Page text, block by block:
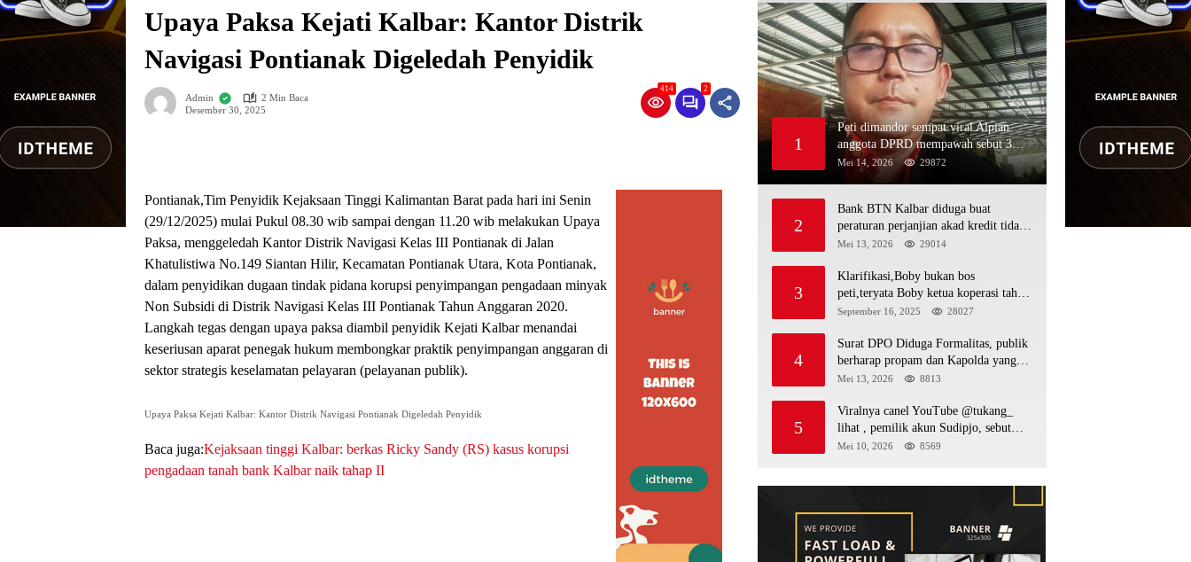
Upaya Paksa Kejati Kalbar: Kantor Distrik
Navigasi Pontianak Digeledah Penyidik
Admin
2 Min Baca
Desember 30, 2025
414 2
Pontianak,Tim Penyidik Kejaksaan Tinggi Kalimantan Barat pada hari ini Senin
(29/12/2025) mulai Pukul 08.30 wib sampai dengan 11.20 wib melakukan Upaya
Paksa, menggeledah Kantor Distrik Navigasi Kelas III Pontianak di Jalan
Khatulistiwa No.149 Siantan Hilir, Kecamatan Pontianak Utara, Kota Pontianak,
dalam penyidikan dugaan tindak pidana korupsi penyimpangan pengadaan minyak
Non Subsidi di Distrik Navigasi Kelas III Pontianak Tahun Anggaran 2020.
Langkah tegas dengan upaya paksa diambil penyidik Kejati Kalbar menandai
keseriusan aparat penegak hukum membongkar praktik penyimpangan anggaran di
sektor strategis keselamatan pelayaran (pelayanan publik).
Upaya Paksa Kejati Kalbar: Kantor Distrik Navigasi Pontianak Digeledah Penyidik
Baca juga:Kejaksaan tinggi Kalbar: berkas Ricky Sandy (RS) kasus korupsi
pengadaan tanah bank Kalbar naik tahap II
1
Peti dimandor sempat viral Alpian
anggota DPRD mempawah sebut 3
nama polisi minja,alau dan Rojali
sebagai bos peti,Bahkan ada alat berat
Mei 14, 2026 29872
2
Bank BTN Kalbar diduga buat
peraturan perjanjian akad kredit tidak
mengikuti KUHPerdata debitur awam
dasar hukum
Mei 13, 2026 29014
3
Klarifikasi,Boby bukan bos
peti,teryata Boby ketua koperasi tahta
kencana hulu
September 16, 2025 28027
4
Surat DPO Diduga Formalitas, publik
berharap propam dan Kapolda yang
baru periksa si penerbit surat serta Aph
Mei 13, 2026 8813
5
Viralnya canel YouTube @tukang_
lihat , pemilik akun Sudipjo, sebut
salah satu oknum anggota DPRD
Mei 10, 2026 8569